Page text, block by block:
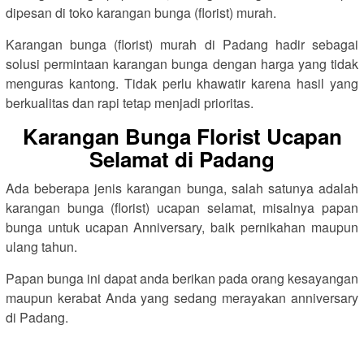
dipesan di toko karangan bunga (florist) murah.
Karangan bunga (florist) murah di Padang hadir sebagai
solusi permintaan karangan bunga dengan harga yang tidak
menguras kantong. Tidak perlu khawatir karena hasil yang
berkualitas dan rapi tetap menjadi prioritas.
Karangan Bunga Florist Ucapan
Selamat di Padang
Ada beberapa jenis karangan bunga, salah satunya adalah
karangan bunga (florist) ucapan selamat, misalnya papan
bunga untuk ucapan Anniversary, baik pernikahan maupun
ulang tahun.
Papan bunga ini dapat anda berikan pada orang kesayangan
maupun kerabat Anda yang sedang merayakan anniversary
di Padang.